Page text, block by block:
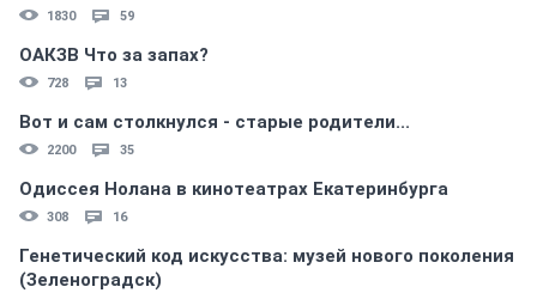
1830 59
ОАКЗВ Что за запах?
728 13
Вот и сам столкнулся - старые родители...
2200 35
Одиссея Нолана в кинотеатрах Екатеринбурга
308 16
Генетический код искусства: музей нового поколения
(Зеленоградск)